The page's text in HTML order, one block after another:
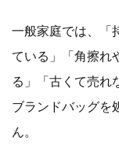
一般家庭では、「
ている」「角擦れ
る」「古くて売れ
ブランドバッグを
ん。